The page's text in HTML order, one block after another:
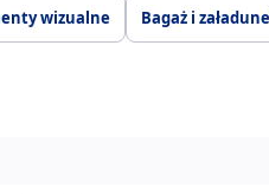
wizualne Bagaż i